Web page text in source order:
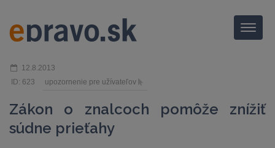
Menu
12.8.2013
ID: 623
upozornenie pre užívateľov
Zákon o znalcoch pomôže znížiť
súdne prieťahy